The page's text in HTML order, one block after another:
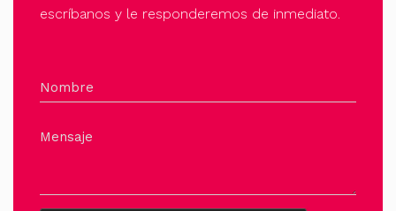
escríbanos y le responderemos de inmediato.
Nombre
Mensaje